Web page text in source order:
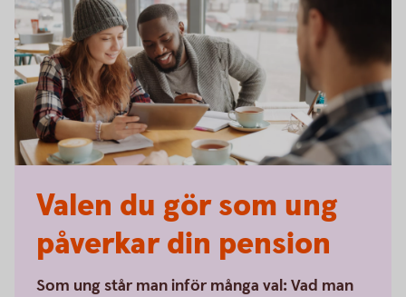
Valen du gör som ung
påverkar din pension
Som ung står man inför många val: Vad man